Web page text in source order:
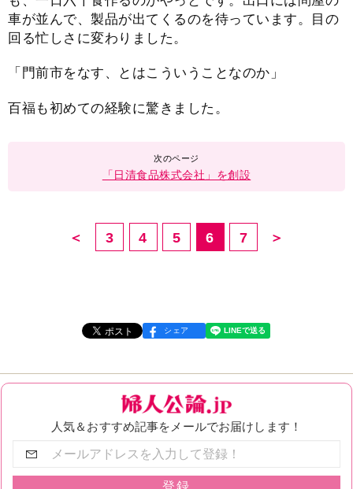
車が並んで、製品が出てくるのを待っています。目の
回る忙しさに変わりました。
「門前市をなす、とはこういうことなのか」
百福も初めての経験に驚きました。
「日清食品株式会社」を創設
＜ 3 4 5 6 7 ＞
シェア